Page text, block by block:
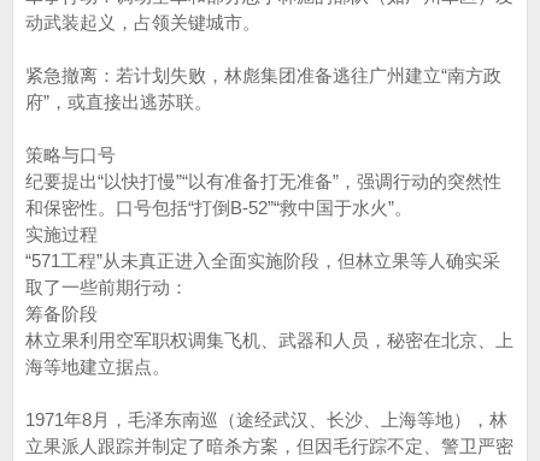
动武装起义，占领关键城市。
紧急撤离：若计划失败，林彪集团准备逃往广州建立“南方政
府”，或直接出逃苏联。
策略与口号
纪要提出“以快打慢”“以有准备打无准备”，强调行动的突然性
和保密性。口号包括“打倒B-52”“救中国于水火”。
实施过程
“571工程”从未真正进入全面实施阶段，但林立果等人确实采
取了一些前期行动：
筹备阶段
林立果利用空军职权调集飞机、武器和人员，秘密在北京、上
海等地建立据点。
1971年8月，毛泽东南巡（途经武汉、长沙、上海等地），林
立果派人跟踪并制定了暗杀方案，但因毛行踪不定、警卫严密